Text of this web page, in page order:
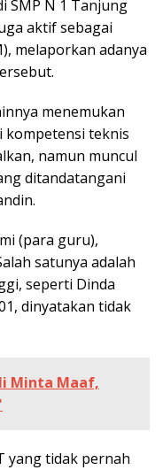
SMP N 1 Tanjung
aktif sebagai
melaporkan adanya
menemukan
kompetensi teknis
namun muncul
ditandatangani
(para guru),
satunya adalah
seperti Dinda
dinyatakan tidak
Minta Maaf,
yang tidak pernah